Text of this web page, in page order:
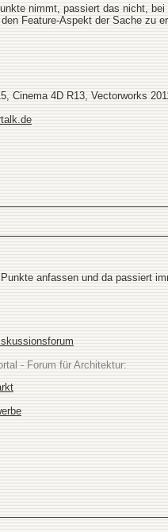
nimmt, passiert das nicht,
Feature-Aspekt der Sache zu
Cinema 4D R13, Vectorworks
anfassen und da passiert
- Forum für Architektur: